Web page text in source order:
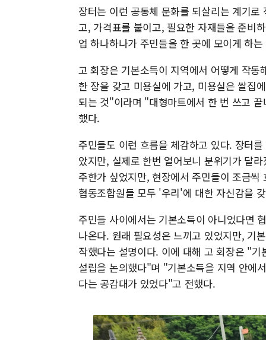
장터는 이런 공동체 문화를 되살리는 계기
고, 가격표를 붙이고, 필요한 자재들을 준비
업 하나하나가 주민들을 한 곳에 모이게 하
고 회장은 기본소득이 지역에서 어떻게 작
한 장을 갖고 미용실에 가고, 미용실은 쌀집
되는 것"이라며 "대형마트에서 한 번 쓰고
했다.
주민들도 이런 흐름을 체감하고 있다. 장터
았지만, 실제로 한번 열어보니 분위기가 달
주한가 싶었지만, 현장에서 주민들이 조금
협동조합원들 모두 '우리'에 대한 자신감을
주민들 사이에서는 기본소득이 아니었다면
나온다. 원래 필요성은 느끼고 있었지만, 기
작했다는 설명이다. 이에 대해 고 회장은 "
설립을 논의했다"며 "기본소득을 지역 안에
다는 공감대가 있었다"고 전했다.